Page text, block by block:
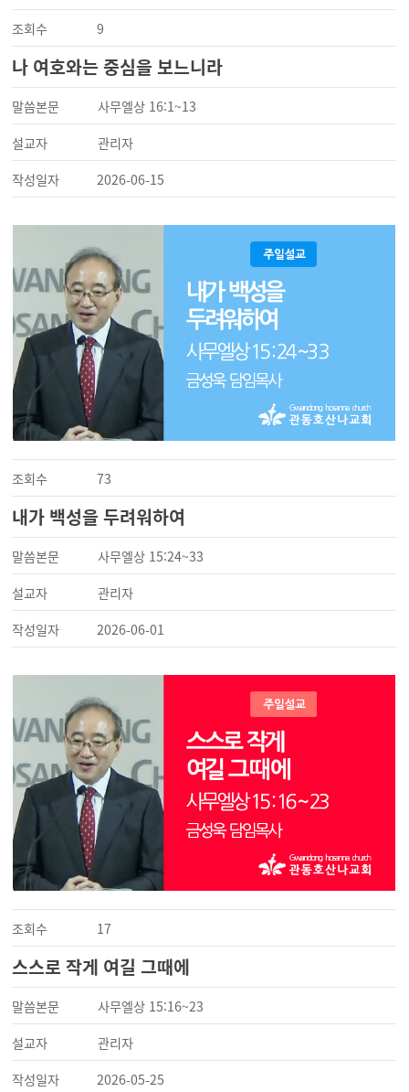
조회수 9
나 여호와는 중심을 보느니라
말씀본문
사무엘상 16:1~13
설교자
관리자
작성일자
2026-06-15
조회수 73
내가 백성을 두려워하여
말씀본문
사무엘상 15:24~33
설교자
관리자
작성일자
2026-06-01
조회수 17
스스로 작게 여길 그때에
말씀본문
사무엘상 15:16~23
설교자
관리자
작성일자
2026-05-25